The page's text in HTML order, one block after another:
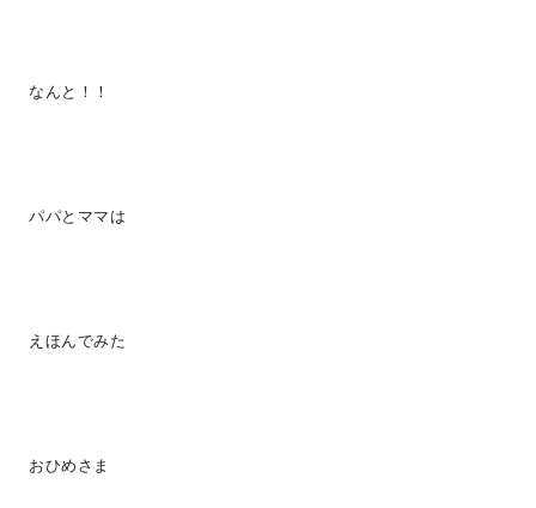
なんと！！
パパとママは
えほんでみた
おひめさま